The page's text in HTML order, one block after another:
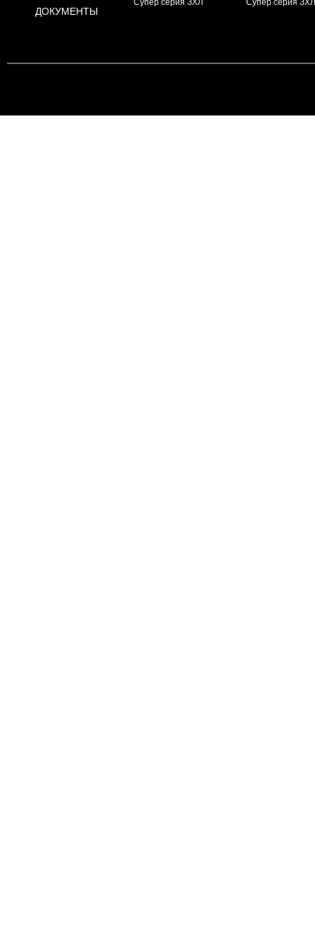
Супер серия ЗХЛ Супер серия ЗХЛ
ДОКУМЕНТЫ